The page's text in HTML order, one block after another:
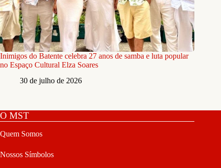
Inimigos do Batente celebra 27 anos de samba e luta popular
no Espaço Cultural Elza Soares
30 de julho de 2026
O MST
Quem Somos
Nossos Símbolos